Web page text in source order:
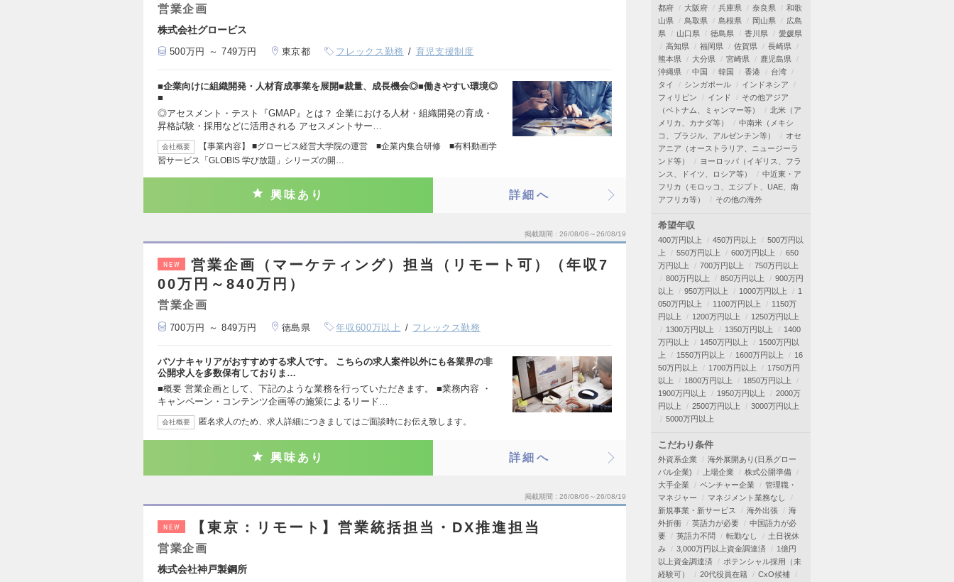
営業企画
株式会社グロービス
500万円 ～ 749万円 東京都 フレックス勤務 育児支援制度
■企業向けに組織開発・人材育成事業を展開■裁量、成長機会◎■働きやすい環境◎
■
◎アセスメント・テスト『GMAP』とは？ 企業における人材・組織開発の育成・
昇格試験・採用などに活用される アセスメントサー…
会社概要
【事業内容】 ■グロービス経営大学院の運営 ■企業内集合研修 ■有料動画学
習サービス「GLOBIS 学び放題」シリーズの開…
興味あり 詳細へ
掲載期間 26/08/06～26/08/19
NEW
営業企画（マーケティング）担当（リモート可）（年収7
00万円～840万円）
営業企画
700万円 ～ 849万円 徳島県 年収600万以上 フレックス勤務
パソナキャリアがおすすめする求人です。 こちらの求人案件以外にも各業界の非
公開求人を多数保有しておりま…
■概要 営業企画として、下記のような業務を行っていただきます。 ■業務内容 ・
キャンペーン・コンテンツ企画等の施策によるリード…
会社概要 匿名求人のため、求人詳細につきましてはご面談時にお伝え致します。
興味あり 詳細へ
掲載期間 26/08/06～26/08/19
NEW 【東京：リモート】営業統括担当・DX推進担当
営業企画
株式会社神戸製鋼所
都府
大阪府 兵庫県 奈良県
和歌
山県
鳥取県 島根県 岡山県
広島
県
山口県 徳島県 香川県
愛媛県
高知県
福岡県 佐賀県
長崎県
熊本県
大分県 宮崎県
鹿児島県
沖縄県
中国 韓国 香港
台湾
タイ
シンガポール
インドネシア
フィリピン
インド
その他アジア
（ベトナム、ミャンマー等）
北米（ア
メリカ、カナダ等）
中南米（メキシ
コ、ブラジル、アルゼンチン等）
オセ
アニア（オーストラリア、ニュージーラ
ンド等）
ヨーロッパ（イギリス、フラ
ンス、ドイツ、ロシア等）
中近東・ア
フリカ（モロッコ、エジプト、UAE、南
アフリカ等）
その他の海外
希望年収
400万円以上 450万円以上
500万円以
上
550万円以上 600万円以上
650
万円以上
700万円以上
750万円以上
800万円以上
850万円以上
900万円
以上
950万円以上 1000万円以上
1
050万円以上
1100万円以上
1150万
円以上
1200万円以上
1250万円以上
1300万円以上
1350万円以上
1400
万円以上
1450万円以上
1500万円以
上
1550万円以上 1600万円以上
16
50万円以上
1700万円以上
1750万円
以上
1800万円以上
1850万円以上
1900万円以上
1950万円以上
2000万
円以上
2500万円以上
3000万円以上
5000万円以上
こだわり条件
外資系企業
海外展開あり(日系グロー
バル企業)
上場企業
株式公開準備
大手企業
ベンチャー企業
管理職・
マネジャー
マネジメント業務なし
新規事業・新サービス
海外出張
海
外折衝
英語力が必要
中国語力が必
要
英語力不問 転勤なし
土日祝休
み
3,000万円以上資金調達済
1億円
以上資金調達済
ポテンシャル採用（未
経験可）
20代役員在籍
CxO候補